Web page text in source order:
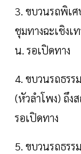
3. ขบวนรถพิเ
ชุมทางฉะเชิงเ
น. รอเปิดทาง
4. ขบวนรถธร
(หัวลำโพง) ถึง
รอเปิดทาง
5. ขบวนรถธร